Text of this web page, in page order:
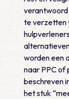
verantwoord
te verzetten
worden een
naar PPC of
beschreven
het stuk